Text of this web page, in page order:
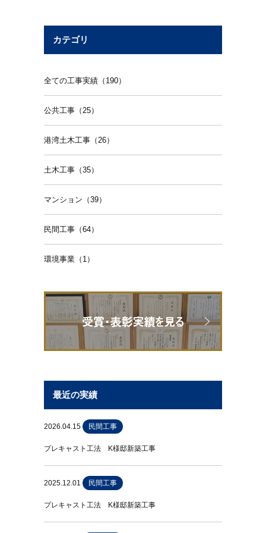
カテゴリ
全ての工事実績（190）
公共工事（25）
港湾土木工事（26）
土木工事（35）
マンション（39）
民間工事（64）
環境事業（1）
最近の実績
2026.04.15 民間工事
プレキャスト工法 K様邸新築工事
2025.12.01 民間工事
プレキャスト工法 K様邸新築工事